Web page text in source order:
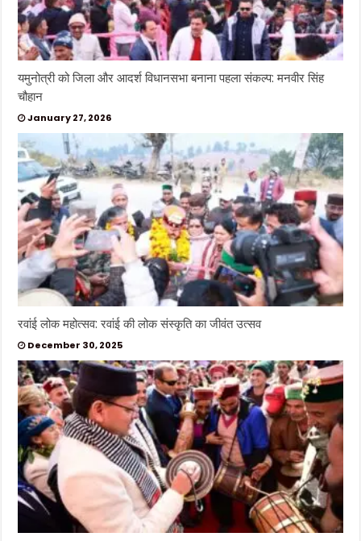
यमुनोत्री को जिला और आदर्श विधानसभा बनाना पहला संकल्प: मनवीर सिंह
चौहान
January 27, 2026
रवांई लोक महोत्सव: रवांई की लोक संस्कृति का जीवंत उत्सव
December 30, 2025